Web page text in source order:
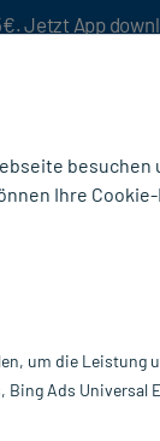
Jetzt App
besuchen
Ihre
um die Leistung
Ads Universal